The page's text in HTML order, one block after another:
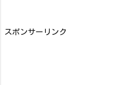
スポンサーリンク